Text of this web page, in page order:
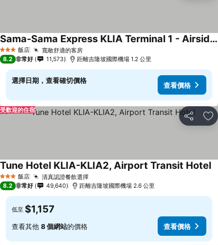
3 星級 飯店 寬敞舒適的客房
Sama-Sama Express KLIA Terminal 1 - Airside Transit Hotel
8.2 非常好 11,573 距離吉隆坡國際機場 1.2 公里
選擇日期，查看確切價格
查看價格
分享 加
受歡迎的住宿
3 星級 飯店 清真認證餐飲選擇
Tune Hotel KLIA-KLIA2, Airport Transit Hotel
8.2 非常好 49,640 距離吉隆坡國際機場 2.6 公里
低至 $1,157
查看其他 8 個網站的價格 查看價格